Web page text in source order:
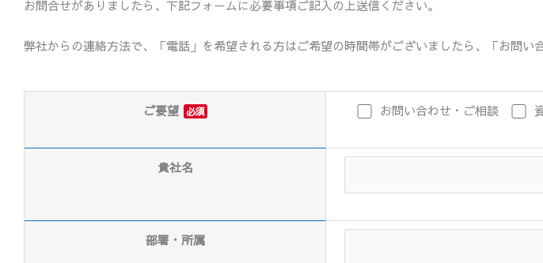
お問合せがありましたら、下記フォームに必要事項ご記入の上送信ください。
弊社からの連絡方法で、「電話」を希望される方はご希望の時間帯がございましたら、「お問
ご要望 必須 お問い合わせ・ご相談
貴社名
部署・所属